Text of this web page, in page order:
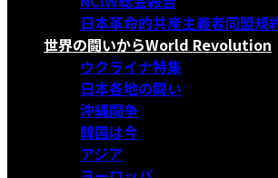
日本革命的共産主義者同盟規
世界の闘いからWorld Revolution
ウクライナ特集
日本各地の闘い
沖縄闘争
韓国は今
アジア